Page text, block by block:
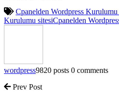
Cpanelden Wordpress Kurulumu
Kurulumu sitesiCpanelden
wordpress9820 posts 0 comments
Prev Post